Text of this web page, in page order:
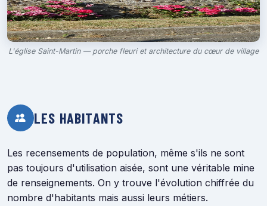
L'église Saint-Martin — porche fleuri et architecture du cœur de village
LES HABITANTS
Les recensements de population, même s'ils ne sont
pas toujours d'utilisation aisée, sont une véritable mine
de renseignements. On y trouve l'évolution chiffrée du
nombre d'habitants mais aussi leurs métiers.